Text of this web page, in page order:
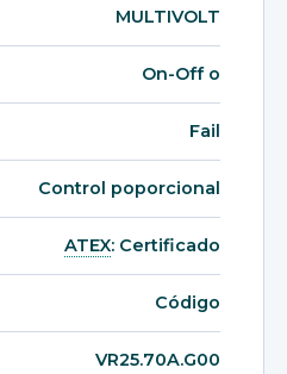
MULTIVOLT
On-Off o
Fail
Control poporcional
ATEX: Certificado
Código
VR25.70A.G00